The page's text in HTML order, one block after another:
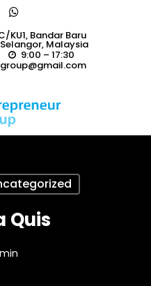
whatsapp
KU1, Bandar Baru
Selangor, Malaysia
9:00 – 17:30
Quis